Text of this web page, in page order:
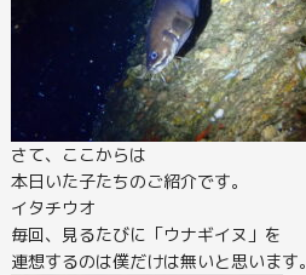
さて、ここからは
本日いた子たちのご紹介です。
イタチウオ
毎回、見るたびに「ウナギイヌ」を
連想するのは僕だけは無いと思います。